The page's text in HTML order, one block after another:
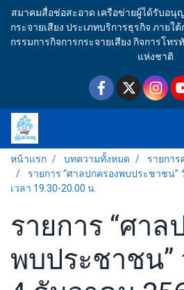
สมาคมสื่อช่อสะอาด เครือข่ายผู้ได้รับอนุ
กระจายเสียง ประเภทบริการธุรกิจ ภาย
กรรมการกิจการกระจายเสียง กิจการโท
แห่งชาติ
หน้าแรก บทความทั้งหมด
รายกา
รายการ “ศาลปกครองพบประชาชน”
เวลา 19.30-20.00 น.
รายการ “ศาล
พบประชาชน